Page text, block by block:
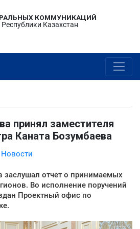
КОММУНИКАЦИЙ
Казахстан
принял заместителя
Каната Бозумбаева
Новости
отчет о принимаемых
Во исполнение поручений
Проектный офис по